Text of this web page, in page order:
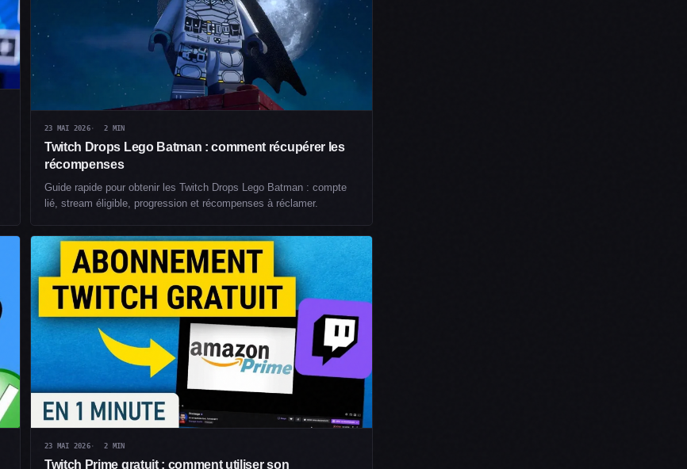
23 MAI 2026 2 MIN
Twitch Drops Lego Batman : comment récupérer les
récompenses
Guide rapide pour obtenir les Twitch Drops Lego Batman : compte
lié, stream éligible, progression et récompenses à réclamer.
23 MAI 2026 2 MIN
Twitch Prime gratuit : comment utiliser son